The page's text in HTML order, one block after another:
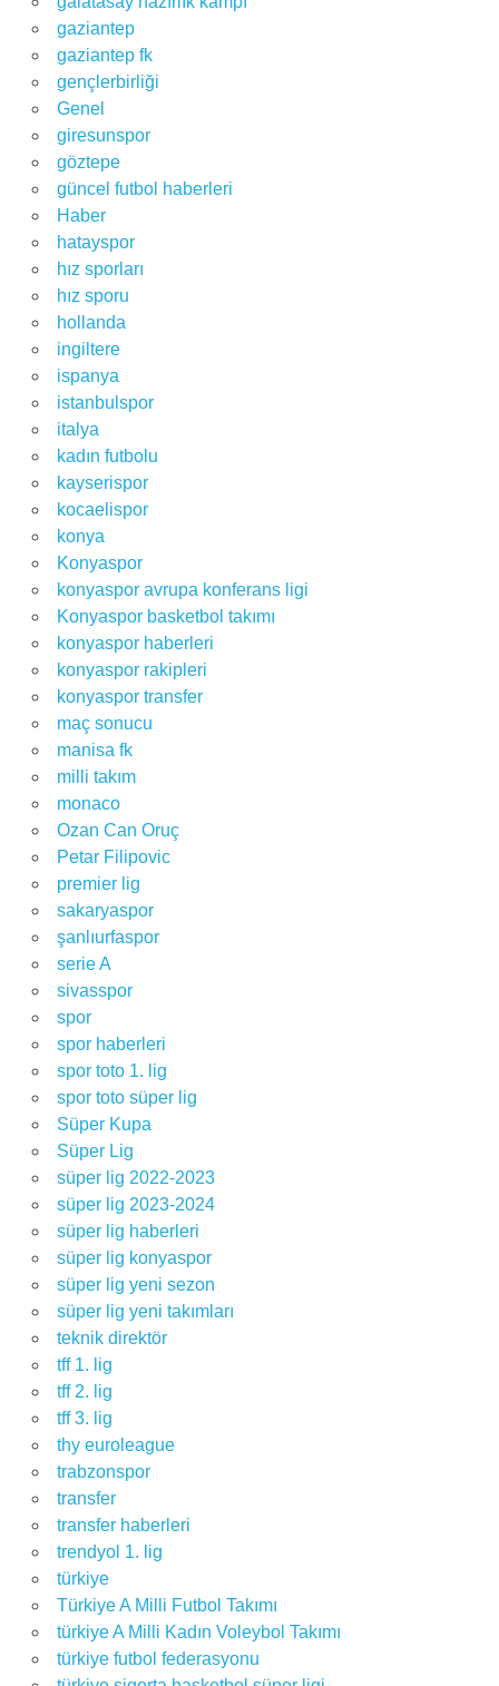
gaziantep
gaziantep fk
gençlerbirliği
Genel
giresunspor
göztepe
güncel futbol haberleri
Haber
hatayspor
hız sporları
hız sporu
hollanda
ingiltere
ispanya
istanbulspor
italya
kadın futbolu
kayserispor
kocaelispor
konya
Konyaspor
konyaspor avrupa konferans ligi
Konyaspor basketbol takımı
konyaspor haberleri
konyaspor rakipleri
konyaspor transfer
maç sonucu
manisa fk
milli takım
monaco
Ozan Can Oruç
Petar Filipovic
premier lig
sakaryaspor
şanlıurfaspor
serie A
sivasspor
spor
spor haberleri
spor toto 1. lig
spor toto süper lig
Süper Kupa
Süper Lig
süper lig 2022-2023
süper lig 2023-2024
süper lig haberleri
süper lig konyaspor
süper lig yeni sezon
süper lig yeni takımları
teknik direktör
tff 1. lig
tff 2. lig
tff 3. lig
thy euroleague
trabzonspor
transfer
transfer haberleri
trendyol 1. lig
türkiye
Türkiye A Milli Futbol Takımı
türkiye A Milli Kadın Voleybol Takımı
türkiye futbol federasyonu